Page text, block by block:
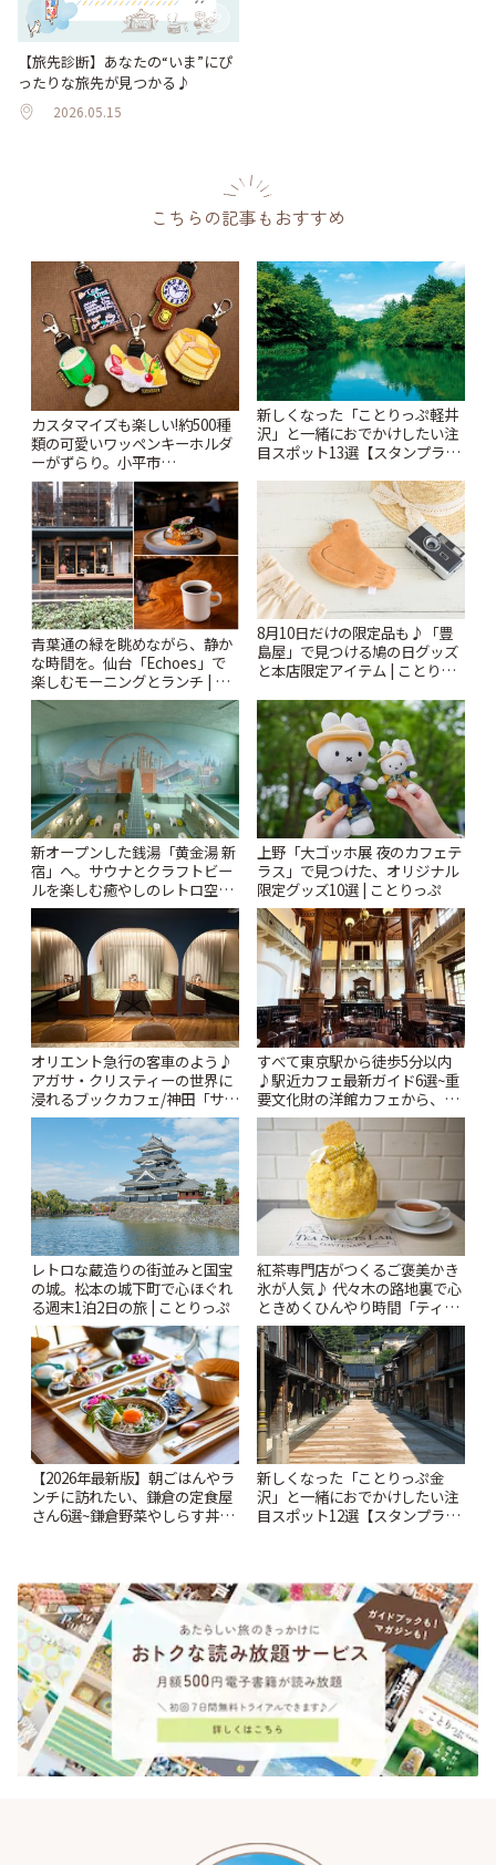
【旅先診断】あなたの“いま”にぴ
ったりな旅先が見つかる♪
2026.05.15
こちらの記事もおすすめ
カスタマイズも楽しい!約500種
類の可愛いワッペンキーホルダ
ーがずらり。小平市
「Kimamaya T&K」 | ことりっ
ぷ
新しくなった「ことりっぷ軽井
沢」と一緒におでかけしたい注
目スポット13選【スタンプラリ
青葉通の緑を眺めながら、静か
な時間を。仙台「Echoes」で
楽しむモーニングとランチ | こ
とりっぷ
8月10日だけの限定品も♪「豊
島屋」で見つける鳩の日グッズ
と本店限定アイテム | ことりっ
新オープンした銭湯「黄金湯 新
宿」へ。サウナとクラフトビー
ルを楽しむ癒やしのレトロ空間
| ことりっぷ
上野「大ゴッホ展 夜のカフェテ
ラス」で見つけた、オリジナル
限定グッズ10選 | ことりっぷ
オリエント急行の客車のよう♪
アガサ・クリスティーの世界に
浸れるブックカフェ/神田「サロ
ンクリスティ」 | ことりっぷ
すべて東京駅から徒歩5分以内
♪駅近カフェ最新ガイド6選~重
要文化財の洋館カフェから、改
札すぐのレトロ喫茶まで~ | こと
りっぷ
レトロな蔵造りの街並みと国宝
の城。松本の城下町で心ほぐれ
る週末1泊2日の旅 | ことりっぷ
紅茶専門店がつくるご褒美かき
氷が人気♪ 代々木の路地裏で心
ときめくひんやり時間「ティー
スイーツ ラボ コンテナート」 |
ことりっぷ
【2026年最新版】朝ごはんやラ
ンチに訪れたい、鎌倉の定食屋
さん6選~鎌倉野菜やしらす丼な
新しくなった「ことりっぷ金
沢」と一緒におでかけしたい注
目スポット12選【スタンプラリ